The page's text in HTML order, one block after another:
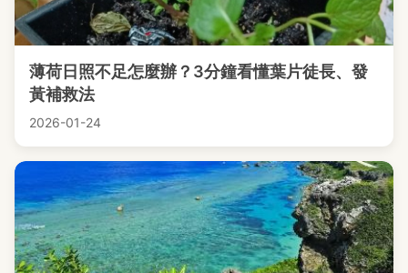
薄荷日照不足怎麼辦？3分鐘看懂葉片徒長、發
黃補救法
2026-01-24